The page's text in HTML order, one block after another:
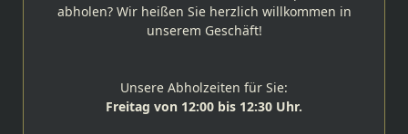
abholen? Wir heißen Sie herzlich willkommen in
unserem Geschäft!
Unsere Abholzeiten für Sie:
Freitag von 12:00 bis 12:30 Uhr.